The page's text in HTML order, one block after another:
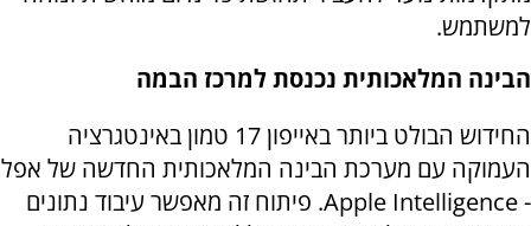
למשתמש.
הבינה המלאכותית נכנסת למרכז הבמה
החידוש הבולט ביותר באייפון 17 טמון באינטגרציה
העמוקה עם מערכת הבינה המלאכותית החדשה של אפל
-
Apple Intelligence. פיתוח זה מאפשר עיבוד נתונים